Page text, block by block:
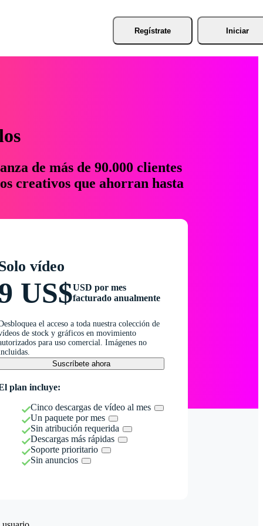
Regístrate Iniciar
de más de 90.000 clientes
creativos que ahorran hasta
vídeo
US$USD por mes
facturado anualmente
el acceso a toda nuestra colección de
de stock y gráficos en movimiento
para uso comercial. Imágenes no
Suscríbete ahora
plan incluye:
Cinco descargas de vídeo al mes
Un paquete por mes
Sin atribución requerida
Descargas más rápidas
Soporte prioritario
Sin anuncios